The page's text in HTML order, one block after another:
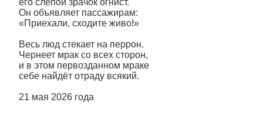
его слепой зрачок огнист.
Он объявляет пассажирам:
«Приехали, сходите живо!»
Весь люд стекает на перрон.
Чернеет мрак со всех сторон,
и в этом первозданном мраке
себе найдёт отраду всякий.
21 мая 2026 года